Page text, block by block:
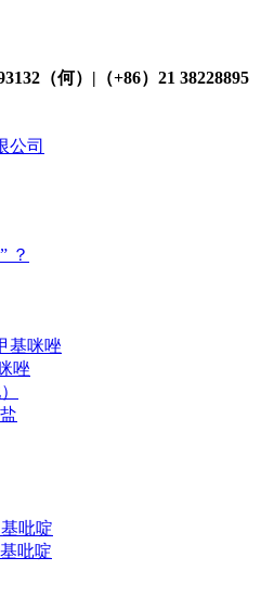
（何）|（+86）21 38228895
？
基咪唑
唑
吡啶
吡啶